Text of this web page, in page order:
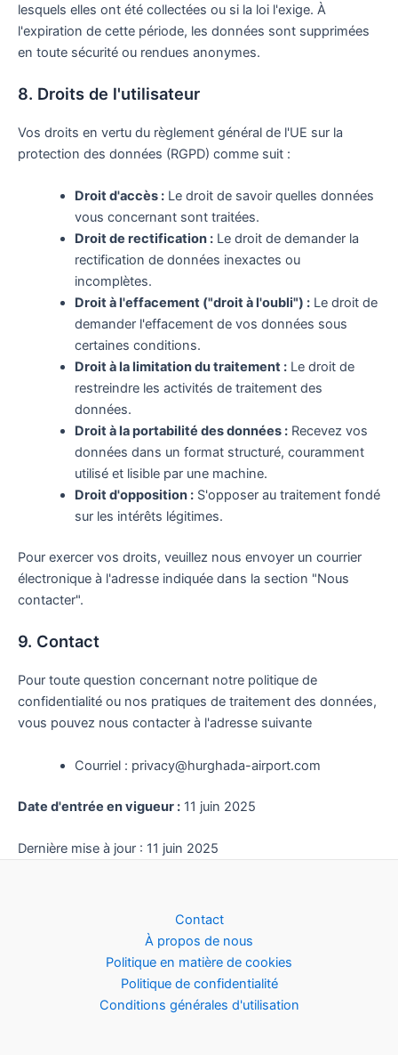
lesquels elles ont été collectées ou si la loi l'exige. À
l'expiration de cette période, les données sont supprimées
en toute sécurité ou rendues anonymes.
8. Droits de l'utilisateur
Vos droits en vertu du règlement général de l'UE sur la
protection des données (RGPD) comme suit :
Droit d'accès :Le droit de savoir quelles données
vous concernant sont traitées.
Droit de rectification :Le droit de demander la
rectification de données inexactes ou
incomplètes.
Droit à l'effacement ("droit à l'oubli") :Le droit de
demander l'effacement de vos données sous
certaines conditions.
Droit à la limitation du traitement :Le droit de
restreindre les activités de traitement des
données.
Droit à la portabilité des données :Recevez vos
données dans un format structuré, couramment
utilisé et lisible par une machine.
Droit d'opposition :S'opposer au traitement fondé
sur les intérêts légitimes.
Pour exercer vos droits, veuillez nous envoyer un courrier
électronique à l'adresse indiquée dans la section "Nous
contacter".
9. Contact
Pour toute question concernant notre politique de
confidentialité ou nos pratiques de traitement des données,
vous pouvez nous contacter à l'adresse suivante
Courriel : privacy@hurghada-airport.com
Date d'entrée en vigueur : 11 juin 2025
Dernière mise à jour : 11 juin 2025
Contact
À propos de nous
Politique en matière de cookies
Politique de confidentialité
Conditions générales d'utilisation